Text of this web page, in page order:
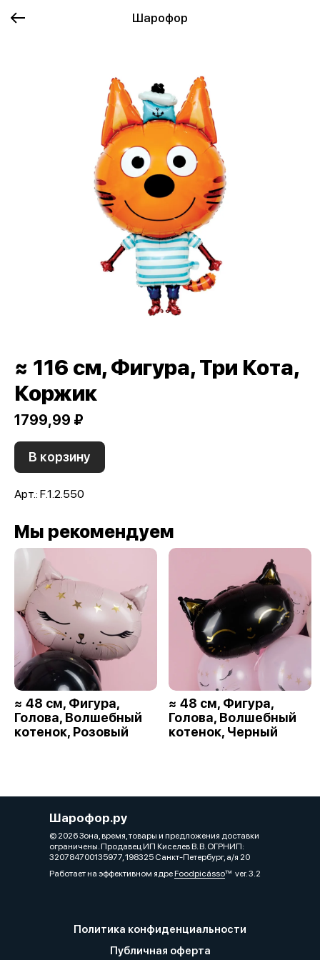
Шарофор
≈ 116 см, Фигура, Три Кота,
Коржик
1799,99 ₽
В корзину
Арт.: F.1.2.550
Мы рекомендуем
≈ 48 см, Фигура,
Голова, Волшебный
котенок, Розовый
≈ 48 см, Фигура,
Голова, Волшебный
котенок, Черный
Шарофор.ру
© 2026 Зона, время, товары и предложения доставки
ограничены. Продавец ИП Киселев В. В. ОГРНИП:
320784700135977, 198325 Санкт-Петербург, а/я 20
Работает на эффективном ядреFoodpicássover. 3.2
Политика конфиденциальности
Публичная оферта